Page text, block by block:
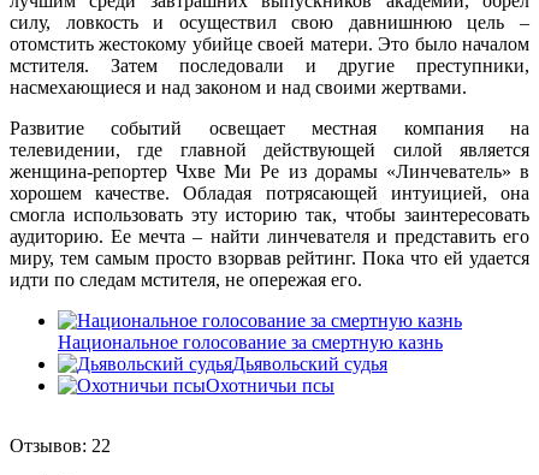
силу, ловкость и осуществил свою давнишнюю цель –
отомстить жестокому убийце своей матери. Это было началом
мстителя. Затем последовали и другие преступники,
насмехающиеся и над законом и над своими жертвами.
Развитие событий освещает местная компания на
телевидении, где главной действующей силой является
женщина-репортер Чхве Ми Ре из дорамы «Линчеватель» в
хорошем качестве. Обладая потрясающей интуицией, она
смогла использовать эту историю так, чтобы заинтересовать
аудиторию. Ее мечта – найти линчевателя и представить его
миру, тем самым просто взорвав рейтинг. Пока что ей удается
идти по следам мстителя, не опережая его.
Национальное голосование за смертную казнь
Дьявольский судья
Охотничьи псы
Отзывов: 22